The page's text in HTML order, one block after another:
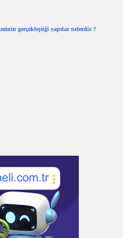
gerçekleştiği yapılar nelerdir ?